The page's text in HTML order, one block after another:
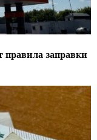
правила заправки